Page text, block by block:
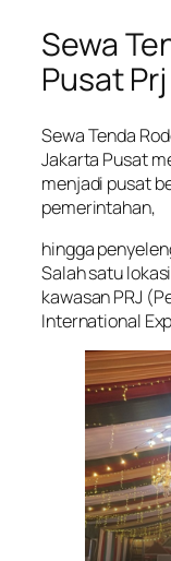
Sewa
Pusat
Sewa Tenda
Jakarta Pusat
menjadi pusat
pemerintahan,
hingga
Salah satu
kawasan PRJ
International